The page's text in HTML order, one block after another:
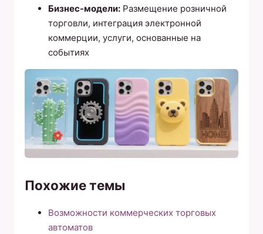
Бизнес-модели: Размещение розничной
торговли, интеграция электронной
коммерции, услуги, основанные на
событиях
Похожие темы
Возможности коммерческих торговых
автоматов